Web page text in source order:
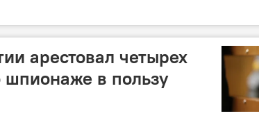
арестовал четырех
шпионаже в пользу